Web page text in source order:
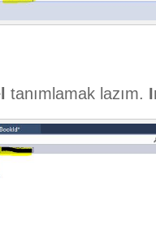
tanımlamak lazım.